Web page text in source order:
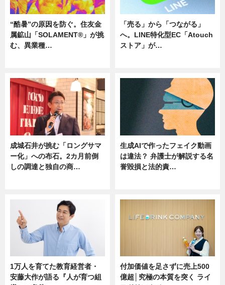
“酷暑”の原因を防ぐ。住友金
属鉱山「SOLAMENT®」が挑
む、異業種…
「売る」から「つながる」
へ。LINE特化型EC「Atouch
ストア」が…
成城石井が挑む「ロングサマ
ー化」への布石。2カ月前倒
しの調達と独自の商…
生成AIで作ったフェイク動画
は違法？ 弁護士が解説する名
誉毀損と法的責…
1万人を育てた教育経営者・
安藤大作が語る『人が育つ組
付加価値を足さずに売上500
億超│究極の本質を突く ライ